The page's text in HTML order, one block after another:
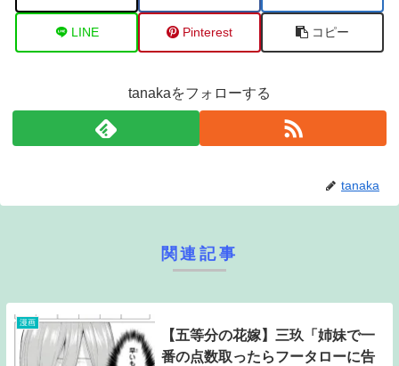
LINE Pinterest コピー
tanakaをフォローする
tanaka
関連記事
漫画
【五等分の花嫁】三玖「姉妹で一
番の点数取ったらフータローに告